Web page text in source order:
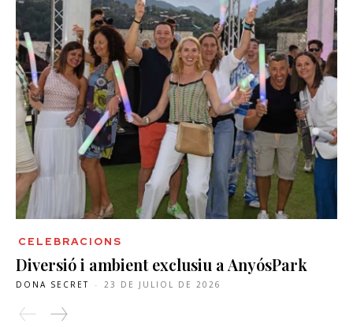
CELEBRACIONS
Diversió i ambient exclusiu a AnyósPark
DONA SECRET - 23 DE JULIOL DE 2026